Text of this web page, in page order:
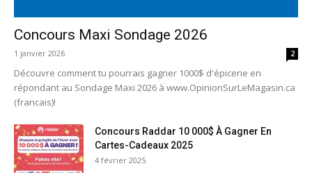
Concours Maxi Sondage 2026
1 janvier 2026 2
Découvre comment tu pourrais gagner 1000$ d'épicerie en
répondant au Sondage Maxi 2026 à www.OpinionSurLeMagasin.ca
(francais)!
Concours Raddar 10 000$ À Gagner En
Cartes-Cadeaux 2025
4 février 2025